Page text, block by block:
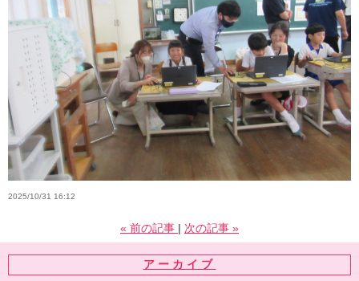
2025/10/31 16:12
« 前の記事 次の記事 »
アーカイブ